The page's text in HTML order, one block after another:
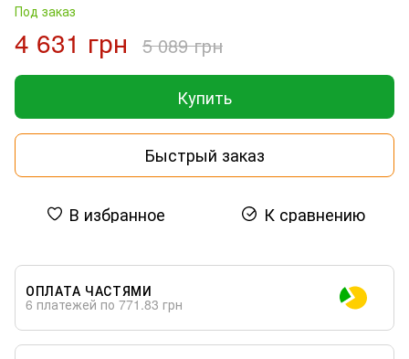
Под заказ
4 631 грн 5 089 грн
Купить
Быстрый заказ
В избранное К сравнению
ОПЛАТА ЧАСТЯМИ
6 платежей по 771.83 грн